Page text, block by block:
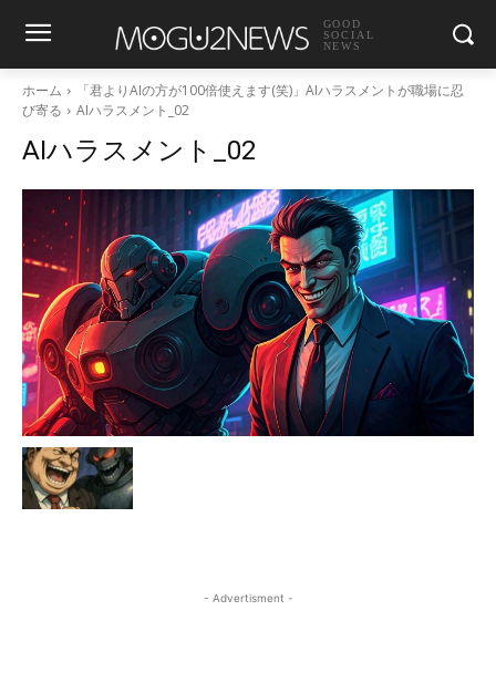
GOOD
SOCIAL
NEWS
ホーム
「君よりAIの方が100倍使えます(笑)」AIハラスメントが職場に忍
び寄る
AIハラスメント_02
AIハラスメント_02
- Advertisment -